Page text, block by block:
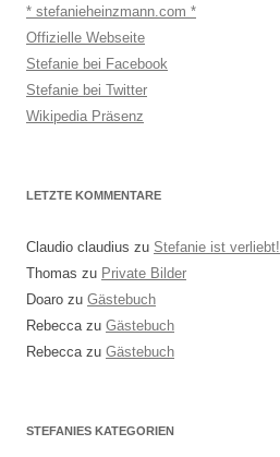
* stefanieheinzmann.com *
Offizielle Webseite
Stefanie bei Facebook
Stefanie bei Twitter
Wikipedia Präsenz
LETZTE KOMMENTARE
Claudio claudius zu Stefanie ist verliebt!
Thomas zu Private Bilder
Doaro zu Gästebuch
Rebeccazu Gästebuch
Rebeccazu Gästebuch
STEFANIES KATEGORIEN